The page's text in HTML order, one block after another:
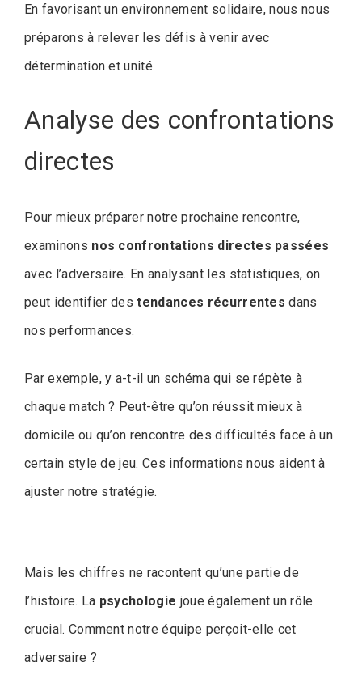
En favorisant un environnement solidaire, nous nous
préparons à relever les défis à venir avec
détermination et unité.
Analyse des confrontations
directes
Pour mieux préparer notre prochaine rencontre,
examinons nos confrontations directes passées
avec l’adversaire. En analysant les statistiques, on
peut identifier destendances récurrentes dans
nos performances.
Par exemple, y a-t-il un schéma qui se répète à
chaque match ? Peut-être qu’on réussit mieux à
domicile ou qu’on rencontre des difficultés face à un
certain style de jeu. Ces informations nous aident à
ajuster notre stratégie.
Mais les chiffres ne racontent qu’une partie de
l’histoire. La psychologie joue également un rôle
crucial. Comment notre équipe perçoit-elle cet
adversaire ?